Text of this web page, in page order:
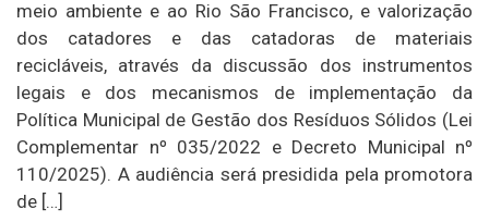
meio ambiente e ao Rio São Francisco, e valorização
dos catadores e das catadoras de materiais
recicláveis, através da discussão dos instrumentos
legais e dos mecanismos de implementação da
Política Municipal de Gestão dos Resíduos Sólidos (Lei
Complementar nº 035/2022 e Decreto Municipal nº
110/2025). A audiência será presidida pela promotora
de […]